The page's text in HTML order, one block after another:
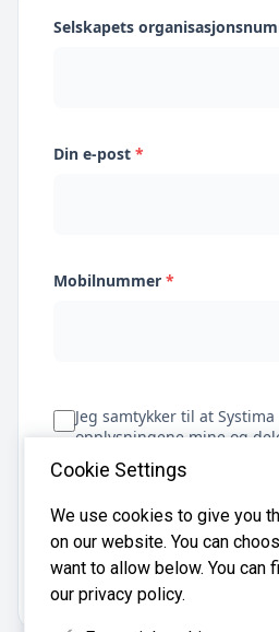
Selskapets
Din e-post *
Mobilnummer *
Jeg samtykker til at
opplysningene mine og
regnskapsbyråer for å
regnskapsfører
Cookie Settings
We use cookies to give you
on our website. You can
want to allow below. You can
our privacy policy.